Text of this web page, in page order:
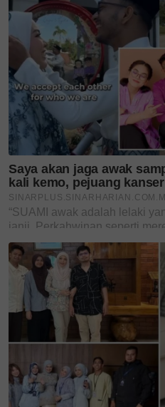
65 tahun
Masuk | Daftar
Teruskan